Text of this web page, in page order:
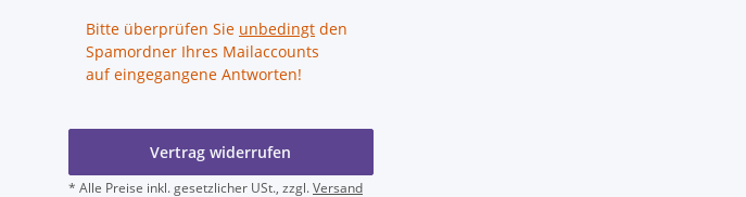
Bitte überprüfen Sie unbedingt den
Spamordner Ihres Mailaccounts
auf eingegangene Antworten!
Vertrag widerrufen
* Alle Preise inkl. gesetzlicher USt., zzgl.Versand